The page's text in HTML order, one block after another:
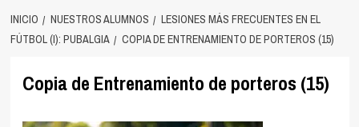
INICIO NUESTROS ALUMNOS
LESIONES MÁS FRECUENTES EN EL
FÚTBOL (I): PUBALGIA
COPIA DE ENTRENAMIENTO DE PORTEROS (15)
Copia de Entrenamiento de porteros (15)